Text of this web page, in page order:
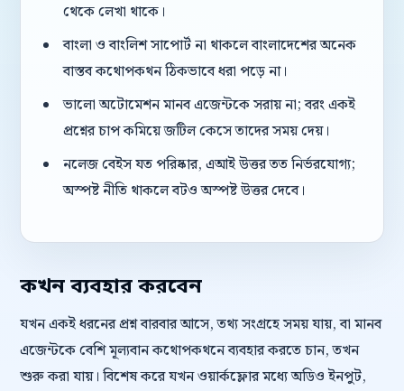
থেকে লেখা থাকে।
বাংলা ও বাংলিশ সাপোর্ট না থাকলে বাংলাদেশের অনেক
বাস্তব কথোপকথন ঠিকভাবে ধরা পড়ে না।
ভালো অটোমেশন মানব এজেন্টকে সরায় না; বরং একই
প্রশ্নের চাপ কমিয়ে জটিল কেসে তাদের সময় দেয়।
নলেজ বেইস যত পরিষ্কার, এআই উত্তর তত নির্ভরযোগ্য;
অস্পষ্ট নীতি থাকলে বটও অস্পষ্ট উত্তর দেবে।
কখন ব্যবহার করবেন
যখন একই ধরনের প্রশ্ন বারবার আসে, তথ্য সংগ্রহে সময় যায়, বা মানব
এজেন্টকে বেশি মূল্যবান কথোপকথনে ব্যবহার করতে চান, তখন
শুরু করা যায়। বিশেষ করে যখন ওয়ার্কফ্লোর মধ্যে অডিও ইনপুট,